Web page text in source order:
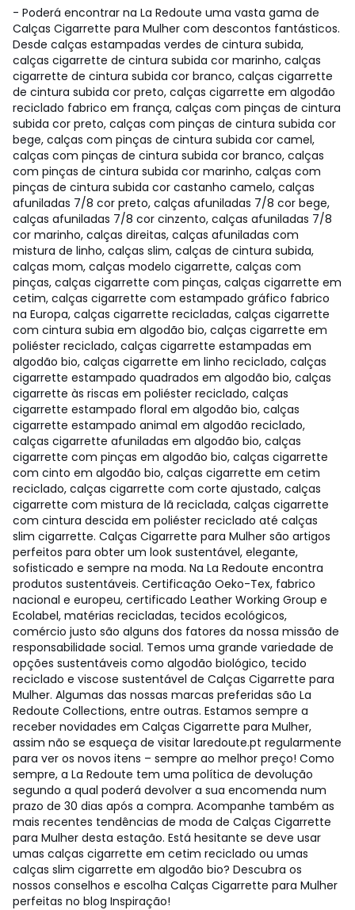
- Poderá encontrar na La Redoute uma vasta gama de
Calças Cigarrette para Mulher com descontos fantásticos.
Desde calças estampadas verdes de cintura subida,
calças cigarrette de cintura subida cor marinho, calças
cigarrette de cintura subida cor branco, calças cigarrette
de cintura subida cor preto, calças cigarrette em algodão
reciclado fabrico em frança, calças com pinças de cintura
subida cor preto, calças com pinças de cintura subida cor
bege, calças com pinças de cintura subida cor camel,
calças com pinças de cintura subida cor branco, calças
com pinças de cintura subida cor marinho, calças com
pinças de cintura subida cor castanho camelo, calças
afuniladas 7/8 cor preto, calças afuniladas 7/8 cor bege,
calças afuniladas 7/8 cor cinzento, calças afuniladas 7/8
cor marinho, calças direitas, calças afuniladas com
mistura de linho, calças slim, calças de cintura subida,
calças mom, calças modelo cigarrette, calças com
pinças, calças cigarrette com pinças, calças cigarrette em
cetim, calças cigarrette com estampado gráfico fabrico
na Europa, calças cigarrette recicladas, calças cigarrette
com cintura subia em algodão bio, calças cigarrette em
poliéster reciclado, calças cigarrette estampadas em
algodão bio, calças cigarrette em linho reciclado, calças
cigarrette estampado quadrados em algodão bio, calças
cigarrette às riscas em poliéster reciclado, calças
cigarrette estampado floral em algodão bio, calças
cigarrette estampado animal em algodão reciclado,
calças cigarrette afuniladas em algodão bio, calças
cigarrette com pinças em algodão bio, calças cigarrette
com cinto em algodão bio, calças cigarrette em cetim
reciclado, calças cigarrette com corte ajustado, calças
cigarrette com mistura de lã reciclada, calças cigarrette
com cintura descida em poliéster reciclado até calças
slim cigarrette. Calças Cigarrette para Mulher são artigos
perfeitos para obter um look sustentável, elegante,
sofisticado e sempre na moda. Na La Redoute encontra
produtos sustentáveis. Certificação Oeko-Tex, fabrico
nacional e europeu, certificado Leather Working Group e
Ecolabel, matérias recicladas, tecidos ecológicos,
comércio justo são alguns dos fatores da nossa missão de
responsabilidade social. Temos uma grande variedade de
opções sustentáveis como algodão biológico, tecido
reciclado e viscose sustentável de Calças Cigarrette para
Mulher. Algumas das nossas marcas preferidas são La
Redoute Collections, entre outras. Estamos sempre a
receber novidades em Calças Cigarrette para Mulher,
assim não se esqueça de visitar laredoute.pt regularmente
para ver os novos itens – sempre ao melhor preço! Como
sempre, a La Redoute tem uma política de devolução
segundo a qual poderá devolver a sua encomenda num
prazo de 30 dias após a compra. Acompanhe também as
mais recentes tendências de moda de Calças Cigarrette
para Mulher desta estação. Está hesitante se deve usar
umas calças cigarrette em cetim reciclado ou umas
calças slim cigarrette em algodão bio? Descubra os
nossos conselhos e escolha Calças Cigarrette para Mulher
perfeitas no blog Inspiração!